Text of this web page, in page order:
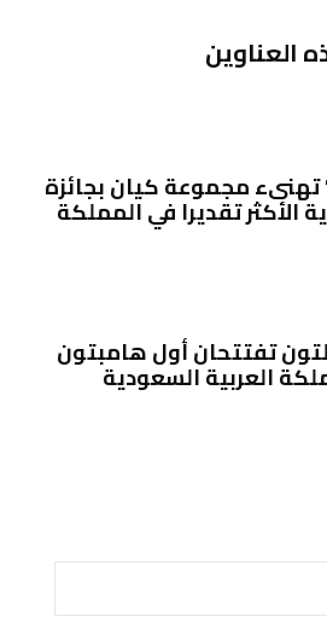
العناوين
تهنىء مجموعة كيان بجائزة
تفتتحان أول هامبتون
العربية السعودية